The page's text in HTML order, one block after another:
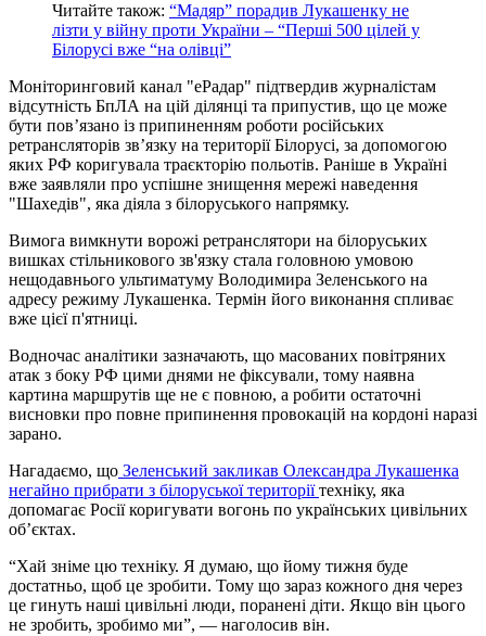
Читайте також: “Мадяр” порадив Лукашенку не
лізти у війну проти України – “Перші 500 цілей у
Білорусі вже “на олівці”
Моніторинговий канал "еРадар" підтвердив журналістам
відсутність БпЛА на цій ділянці та припустив, що це може
бути пов’язано із припиненням роботи російських
ретрансляторів зв’язку на території Білорусі, за допомогою
яких РФ коригувала траєкторію польотів. Раніше в Україні
вже заявляли про успішне знищення мережі наведення
"Шахедів", яка діяла з білоруського напрямку.
Вимога вимкнути ворожі ретранслятори на білоруських
вишках стільникового зв'язку стала головною умовою
нещодавнього ультиматуму Володимира Зеленського на
адресу режиму Лукашенка. Термін його виконання спливає
вже цієї п'ятниці.
Водночас аналітики зазначають, що масованих повітряних
атак з боку РФ цими днями не фіксували, тому наявна
картина маршрутів ще не є повною, а робити остаточні
висновки про повне припинення провокацій на кордоні наразі
зарано.
Нагадаємо, що Зеленський закликав Олександра Лукашенка
негайно прибрати з білоруської територіїтехніку, яка
допомагає Росії коригувати вогонь по українських цивільних
об’єктах.
“Хай зніме цю техніку. Я думаю, що йому тижня буде
достатньо, щоб це зробити. Тому що зараз кожного дня через
це гинуть наші цивільні люди, поранені діти. Якщо він цього
не зробить, зробимо ми”, — наголосив він.